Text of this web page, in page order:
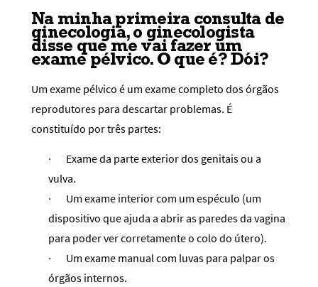
Na minha primeira consulta de
ginecologia, o ginecologista
disse que me vai fazer um
exame pélvico. O que é? Dói?
Um exame pélvico é um exame completo dos órgãos
reprodutores para descartar problemas. É
constituído por três partes:
·
Exame da parte exterior dos genitais ou a
vulva.
·
Um exame interior com um espéculo (um
dispositivo que ajuda a abrir as paredes da vagina
para poder ver corretamente o colo do útero).
·
Um exame manual com luvas para palpar os
órgãos internos.